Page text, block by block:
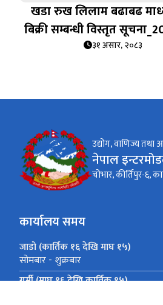
खडा रुख लिलाम बढाबढ
बिक्री सम्बन्धी विस्तृत
३१ असार, २०८३
उद्योग, वाणिज्य तथा
नेपाल
चोभार, कीर्तिपुर-६,
कार्यालय समय
जाडो (कार्तिक १६ देखि माघ १५)
सोमबार - शुक्रबार
गर्मी (माघ १६ देखि कार्तिक १५)